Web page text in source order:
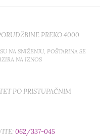
PREKO 4000
NA SNIŽENJU, POŠTARINA SE
NA IZNOS
PO PRISTUPAČNIM
062/337-045